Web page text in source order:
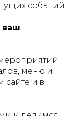
событий.
ваш
меню и
сайте и в